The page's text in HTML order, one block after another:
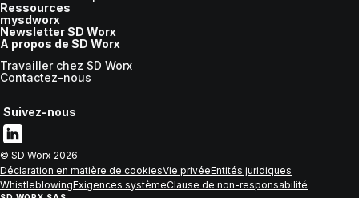
Ressources
mysdworx
Newsletter SD Worx
A propos de SD Worx
Travailler chez SD Worx
Contactez-nous
Suivez-nous
© SD Worx 2026
Déclaration en matière de cookiesVie privéeEntités juridiques
WhistleblowingExigences systèmeClause de non-responsabilité